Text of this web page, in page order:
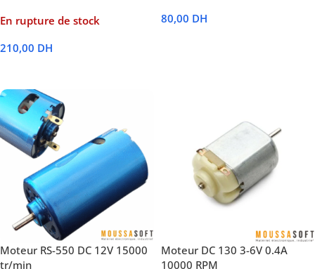
En rupture de stock
210,00 DH
80,00 DH
Moteur RS-550 DC 12V 15000
tr/min
Moteur DC 130 3-6V 0.4A
10000 RPM